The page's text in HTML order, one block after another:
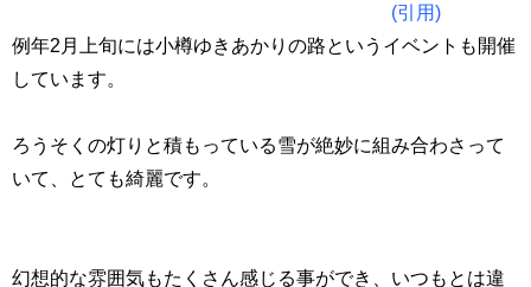
(引用)
例年2月上旬には小樽ゆきあかりの路というイベントも開催
しています。
ろうそくの灯りと積もっている雪が絶妙に組み合わさって
いて、とても綺麗です。
幻想的な雰囲気もたくさん感じる事ができ、いつもとは違